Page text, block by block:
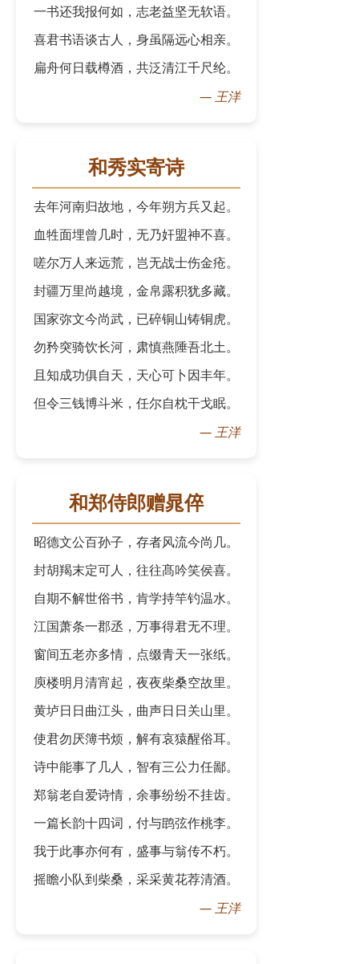
一书还我报何如，志老益坚无软语。
喜君书语谈古人，身虽隔远心相亲。
扁舟何日载樽酒，共泛清江千尺纶。
—王洋
和秀实寄诗
去年河南归故地，今年朔方兵又起。
血牲面埋曾几时，无乃奸盟神不喜。
嗟尔万人来远荒，岂无战士伤金疮。
封疆万里尚越境，金帛露积犹多藏。
国家弥文今尚武，已碎铜山铸铜虎。
勿矜突骑饮长河，肃慎燕陲吾北土。
且知成功俱自天，天心可卜因丰年。
但令三钱博斗米，任尔自枕干戈眠。
—王洋
和郑侍郎赠晁倅
昭德文公百孙子，存者风流今尚几。
封胡羯末定可人，往往髙吟笑侯喜。
自期不解世俗书，肯学持竿钓温水。
江国萧条一郡丞，万事得君无不理。
窗间五老亦多情，点缀青天一张纸。
庾楼明月清宵起，夜夜柴桑空故里。
黄垆日日曲江头，曲声日日关山里。
使君勿厌簿书烦，解有哀猿醒俗耳。
诗中能事了几人，智有三公力任鄙。
郑翁老自爱诗情，余事纷纷不挂齿。
一篇长韵十四词，付与鹍弦作桃李。
我于此事亦何有，盛事与翁传不朽。
摇瞻小队到柴桑，采采黄花荐清酒。
—王洋